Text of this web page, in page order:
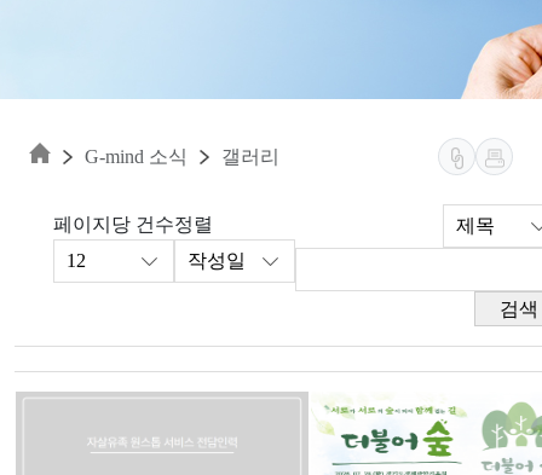
G-mind 소식 갤러리
페이지당 건수정렬
검색